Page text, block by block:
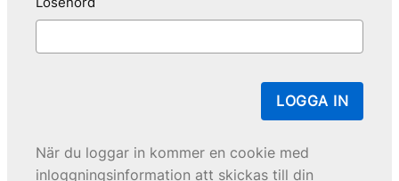
LOGGA IN
När du loggar in kommer en cookie med
inloggningsinformation att skickas till din